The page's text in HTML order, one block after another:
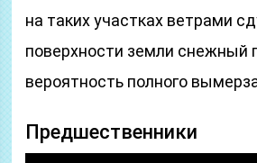
на таких участках ветрами
поверхности земли снежный
вероятность полного
Предшественники